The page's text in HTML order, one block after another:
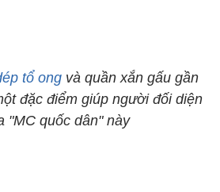
tổ ongvà quần xắn gấu gần
đặc điểm giúp người đối diện
"MC quốc dân" này